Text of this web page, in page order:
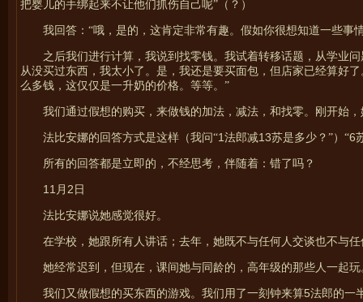
把婴儿的手绑起来不让他们抓伤自己呢”（？）
我回答：“哦，是的，这肯定非常有趣。假如你很想知道一些
之后我们进行计算，我说到找零钱。我试着转移话题，从学业
从没买过东西，我太小了。是，我还是要买面包，但店家已经算好
么多钱，这仅仅是一升奶的价格。等等。”
我们通过假想的购买，来做钱的加法，减法，和找零。刚开始
法比安娜的回答方式是这样（我问“1 法郎减13苏是多少？”）“6
所有的回答都是立即的，不经思考，伴随着：错了吗？
11 月 2 日
法比安娜说她感觉很好。
在学校，她跟所有人讲话；去年，她既不与任何人交谈也不与
她经常迟到，但现在，课间她与同龄的，高年级的那些人一起
我们又做假想的买东西的游戏。我们用了一刻钟来算5法郎的一